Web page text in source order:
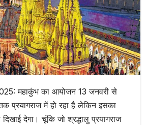
महाकुंभ का आयोजन 13 जनवरी से
प्रयागराज में हो रहा है लेकिन इसका
देगा। चूंकि जो श्रद्धालु प्रयागराज